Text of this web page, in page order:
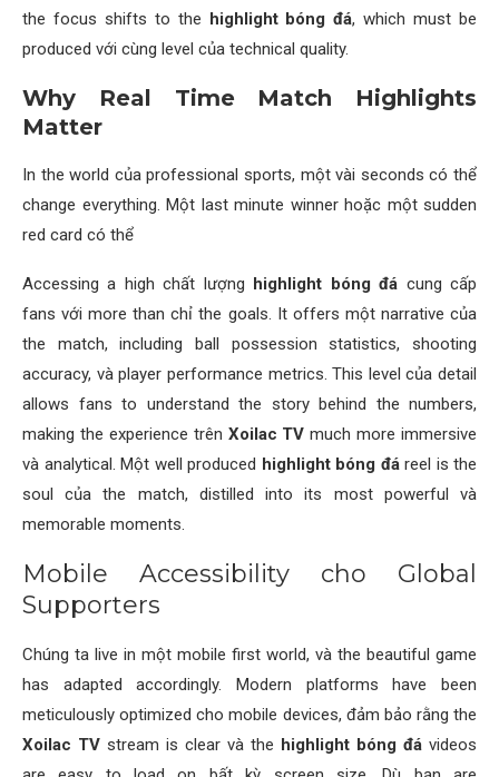
the focus shifts to the highlight bóng đá, which must be
produced với cùng level của technical quality.
Why Real Time Match Highlights
Matter
In the world của professional sports, một vài seconds có thể
change everything. Một last minute winner hoặc một sudden
red card có thể
Accessing a high chất lượng highlight bóng đá cung cấp
fans với more than chỉ the goals. It offers một narrative của
the match, including ball possession statistics, shooting
accuracy, và player performance metrics. This level của detail
allows fans to understand the story behind the numbers,
making the experience trên Xoilac TV much more immersive
và analytical. Một well produced highlight bóng đáreel is the
soul của the match, distilled into its most powerful và
memorable moments.
Mobile Accessibility cho Global
Supporters
Chúng ta live in một mobile first world, và the beautiful game
has adapted accordingly. Modern platforms have been
meticulously optimized cho mobile devices, đảm bảo rằng the
Xoilac TV stream is clear và the highlight bóng đá videos